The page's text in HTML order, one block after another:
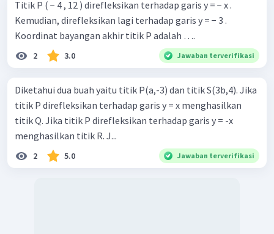
Titik P ( − 4 , 12 ) direfleksikan terhadap garis y = − x .
Kemudian, direfleksikan lagi terhadap garis y = − 3 .
Koordinat bayangan akhir titik P adalah ….
2 3.0 Jawaban terverifikasi
Diketahui dua buah yaitu titik P(a,-3) dan titik S(3b,4). Jika
titik P direfleksikan terhadap garis y = x menghasilkan
titik Q. Jika titik P direfleksikan terhadap garis y = -x
menghasilkan titik R. J...
2 5.0 Jawaban terverifikasi